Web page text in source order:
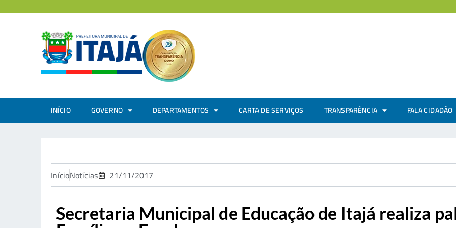
INÍCIO GOVERNO DEPARTAMENTOS CARTA DE SERVIÇOS TRANSPARÊNCIA FALA CIDADÃO
InícioNotícias 21/11/2017
Secretaria Municipal de Educação de Itajá realiza